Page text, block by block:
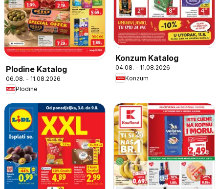
Plodine Katalog
06.08. - 11.08.2026
Plodine
Konzum Katalog
04.08. - 11.08.2026
Konzum